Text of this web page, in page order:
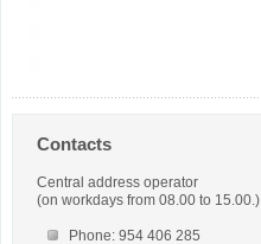
Contacts
Central address operator
(on workdays from 08.00 to 15.00.)
Phone: 954 406 285